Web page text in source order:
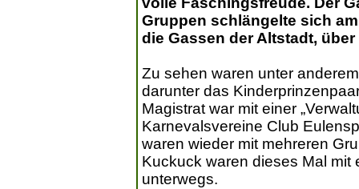
Gruppen schlängelte sich
die Gassen der Altstadt,
Zu sehen waren unter
darunter das
Magistrat war mit einer
Karnevalsvereine Club
waren wieder mit mehreren
Kuckuck waren dieses Mal mit
unterwegs.